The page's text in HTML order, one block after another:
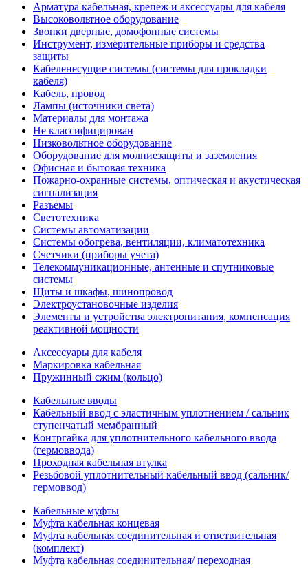
Арматура кабельная, крепеж и аксессуары для кабеля
Высоковольтное оборудование
Звонки дверные, домофонные системы
Инструмент, измерительные приборы и средства
защиты
Кабеленесущие системы (системы для прокладки
кабеля)
Кабель, провод
Лампы (источники света)
Материалы для монтажа
Не классифицирован
Низковольтное оборудование
Оборудование для молниезащиты и заземления
Офисная и бытовая техника
Пожарно-охранные системы, оптическая и акустическая
сигнализация
Разъемы
Светотехника
Системы автоматизации
Системы обогрева, вентиляции, климатотехника
Счетчики (приборы учета)
Телекоммуникационные, антенные и спутниковые
системы
Щиты и шкафы, шинопровод
Электроустановочные изделия
Элементы и устройства электропитания, компенсация
реактивной мощности
Аксессуары для кабеля
Маркировка кабельная
Пружинный сжим (кольцо)
Кабельные вводы
Кабельный ввод с эластичным уплотнением / сальник
ступенчатый мембранный
Контргайка для уплотнительного кабельного ввода
(гермоввода)
Проходная кабельная втулка
Резьбовой уплотнительный кабельный ввод (сальник/
гермоввод)
Кабельные муфты
Муфта кабельная концевая
Муфта кабельная соединительная и ответвительная
(комплект)
Муфта кабельная соединительная/ переходная